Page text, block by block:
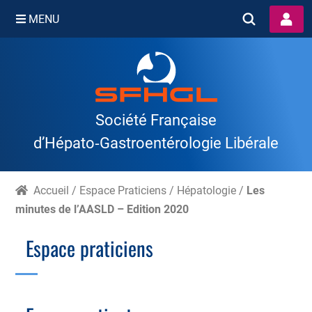
Skip
MENU
Société Française
d’Hépato‑Gastroentérologie Libérale
Accueil / Espace Praticiens / Hépatologie / Les
minutes de l’AASLD – Edition 2020
Espace praticiens